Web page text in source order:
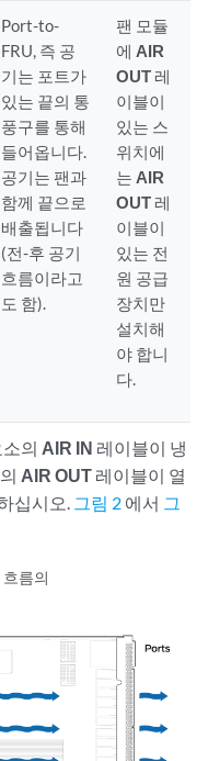
Port-to-
FRU, 즉 공
기는 포트가
있는 끝의 통
풍구를 통해
들어옵니다.
공기는 팬과
함께 끝으로
배출됩니다
(전-후 공기
흐름이라고
도 함).
팬 모듈
에 AIR
OUT레
이블이
있는 스
위치에
는 AIR
OUT레
이블이
있는 전
원 공급
장치만
설치해
야 합니
다.
의 AIR IN 레이블이 냉
AIR OUT 레이블이 열
십시오. 그림 2 에서 그
름의